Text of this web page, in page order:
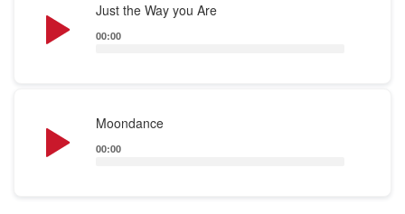
Just the Way you Are
Player
00:00
Moondance
Player
00:00